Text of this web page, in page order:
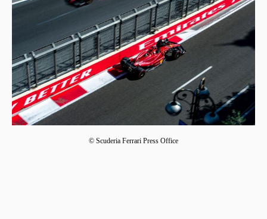
© Scuderia Ferrari Press Office